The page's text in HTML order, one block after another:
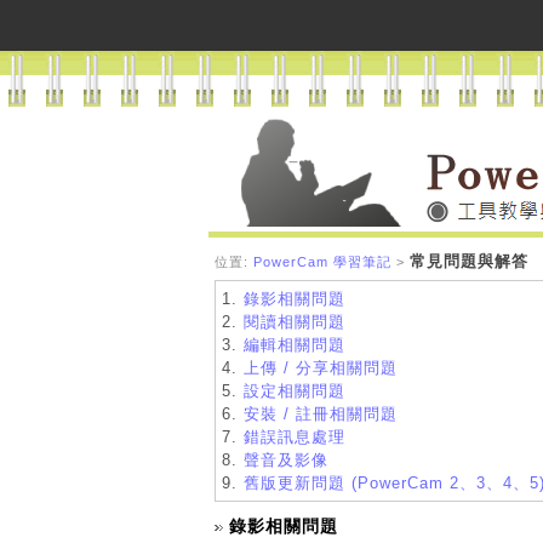
位置: PowerCam 學習筆記 > 常見問題與解答
1. 錄影相關問題
2. 閱讀相關問題
3. 編輯相關問題
4. 上傳 / 分享相關問題
5. 設定相關問題
6. 安裝 / 註冊相關問題
7. 錯誤訊息處理
8. 聲音及影像
9. 舊版更新問題 (PowerCam 2、3、4、
錄影相關問題